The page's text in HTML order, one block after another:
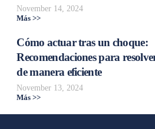
November 14, 2024
Más >>
Cómo actuar tras un choque:
Recomendaciones para
de manera eficiente
November 13, 2024
Más >>